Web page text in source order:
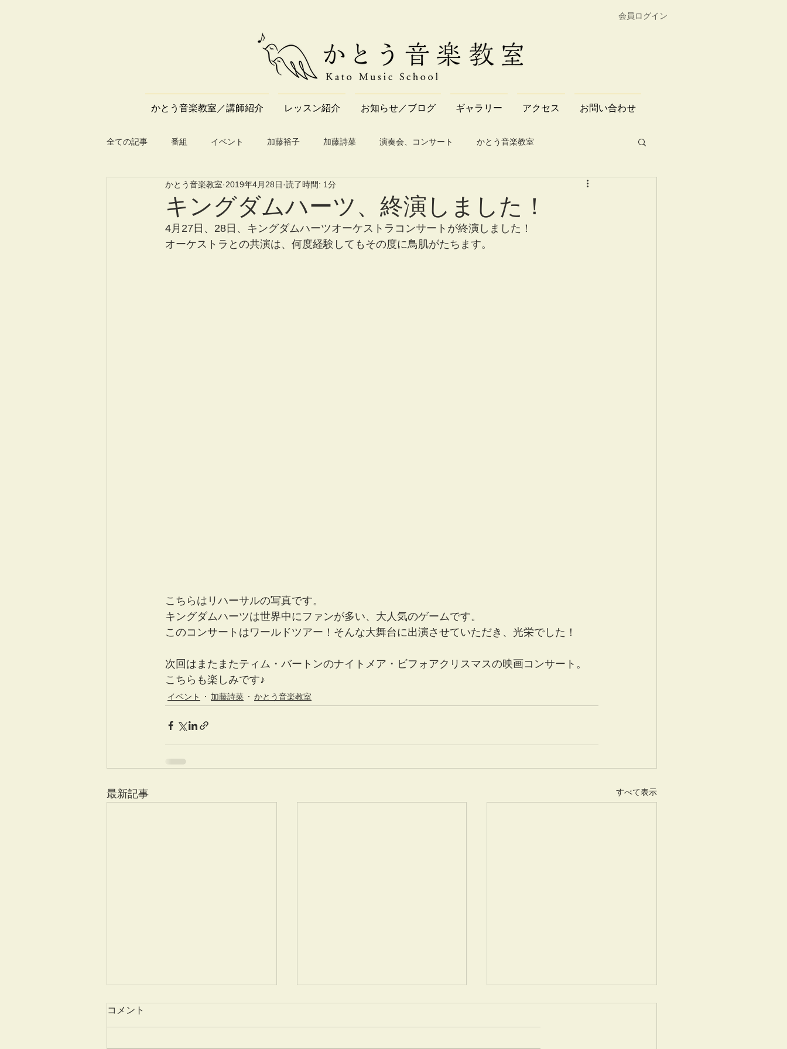
会員ログイン
かとう音楽教室／講師紹介 レッスン紹介 お知らせ／ブログ ギャラリー アクセス お問い合わせ
全ての記事 番組 イベント 加藤裕子 加藤詩菜 演奏会、コンサート かとう音楽教室
キングダムハーツ、終演しました！
かとう音楽教室 2019年4月28日 読了時間: 1分
4月27日、28日、キングダムハーツオーケストラコンサートが終演しました！
オーケストラとの共演は、何度経験してもその度に鳥肌がたちます。
こちらはリハーサルの写真です。
キングダムハーツは世界中にファンが多い、大人気のゲームです。
このコンサートはワールドツアー！そんな大舞台に出演させていただき、光栄でした！
次回はまたまたティム・バートンのナイトメア・ビフォアクリスマスの映画コンサート。
こちらも楽しみです♪
イベント 加藤詩菜 かとう音楽教室
最新記事 すべて表示
コメント